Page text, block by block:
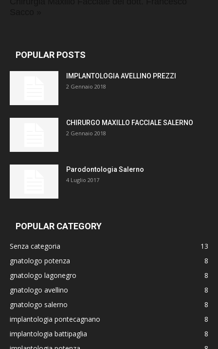
POPULAR POSTS
IMPLANTOLOGIA AVELLINO PREZZI
2 Gennaio 2018
CHIRURGO MAXILLO FACCIALE SALERNO
2 Gennaio 2018
Parodontologia Salerno
4 Luglio 2017
POPULAR CATEGORY
Senza categoria
13
gnatologo potenza
8
gnatologo lagonegro
8
gnatologo avellino
8
gnatologo salerno
8
implantologia pontecagnano
8
implantologia battipaglia
8